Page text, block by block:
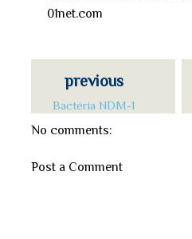
01net.com
previous
Bactéria NDM-1
No comments:
Post a Comment